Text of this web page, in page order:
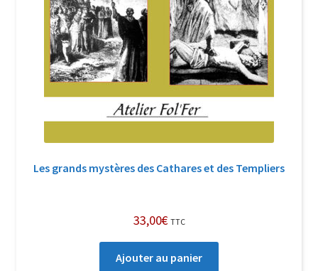
Qui sommes-nous ?
Soutien à Philippe Randa
Suivi de la Commande
Les grands mystères des Cathares et des Templiers
33,00€ TTC
Ajouter au panier